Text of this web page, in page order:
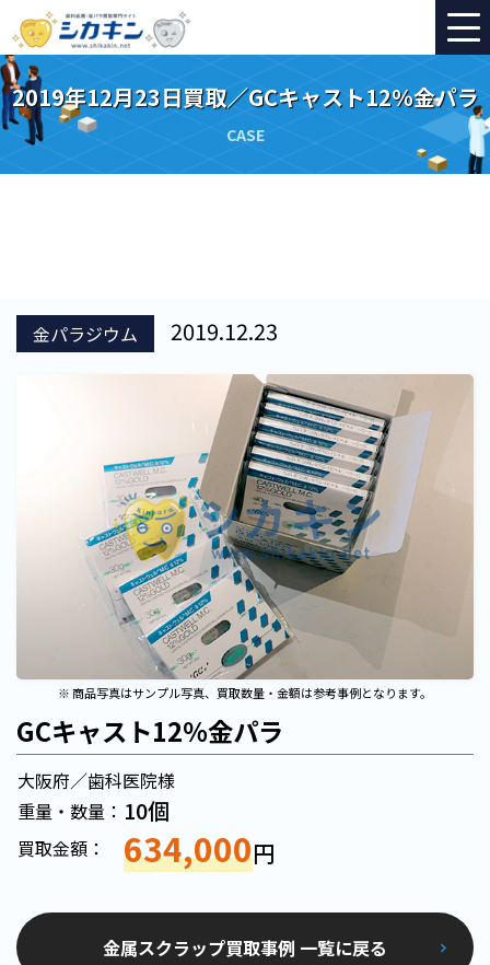
2019年12月23日買取／GCキャスト12％金パラ
CASE
金パラジウム 2019.12.23
※ 商品写真はサンプル写真、買取数量・金額は参考事例となります。
GCキャスト12％金パラ
大阪府／歯科医院様
重量・数量： 10個
買取金額： 634,000円
金属スクラップ買取事例 一覧に戻る